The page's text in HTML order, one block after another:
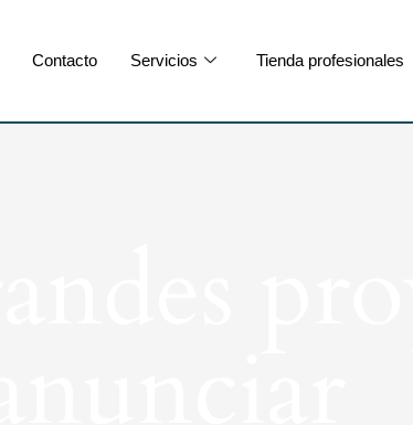
Contacto Servicios Tienda profesionales